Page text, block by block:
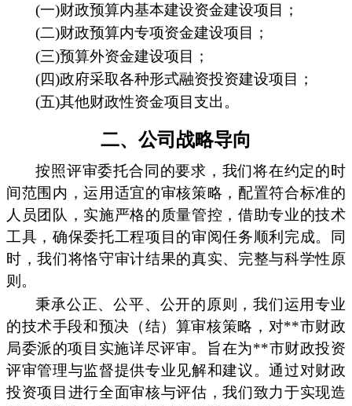
(一)财政预算内基本建设资金建设项目；
(二)财政预算内专项资金建设项目；
(三)预算外资金建设项目；
(四)政府采取各种形式融资投资建设项目；
(五)其他财政性资金项目支出。
二、公司战略导向
按照评审委托合同的要求，我们将在约定的时
间范围内，运用适宜的审核策略，配置符合标准的
人员团队，实施严格的质量管控，借助专业的技术
工具，确保委托工程项目的审阅任务顺利完成。同
时，我们将恪守审计结果的真实、完整与科学性原
则。
秉承公正、公平、公开的原则，我们运用专业
的技术手段和预决（结）算审核策略，对**市财政
局委派的项目实施详尽评审。旨在为**市财政投资
评审管理与监督提供专业见解和建议。通过对财政
投资项目进行全面审核与评估，我们致力于实现造